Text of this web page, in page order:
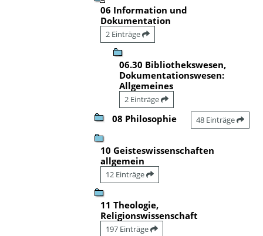
06 Information und
Dokumentation
2 Einträge
06.30 Bibliothekswesen,
Dokumentationswesen:
Allgemeines
2 Einträge
08 Philosophie 48 Einträge
10 Geisteswissenschaften
allgemein
12 Einträge
11 Theologie,
Religionswissenschaft
197 Einträge